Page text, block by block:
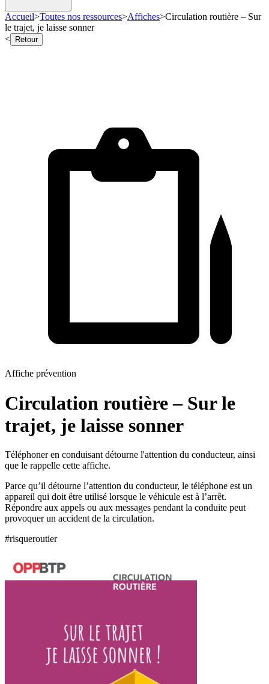
Accueil>Toutes nos ressources>Affiches>Circulation routière – Sur
le trajet, je laisse sonner
<
Retour
Affiche prévention
Circulation routière – Sur le
trajet, je laisse sonner
Téléphoner en conduisant détourne l'attention du conducteur, ainsi
que le rappelle cette affiche.
Parce qu’il détourne l’attention du conducteur, le téléphone est un
appareil qui doit être utilisé lorsque le véhicule est à l’arrêt.
Répondre aux appels ou aux messages pendant la conduite peut
provoquer un accident de la circulation.
#risqueroutier